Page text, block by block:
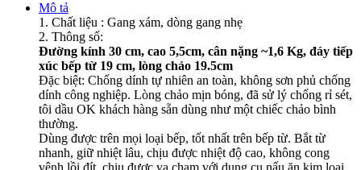
Mô tả
1. Chất liệu : Gang xám, dòng gang nhẹ
2. Thông số:
Đường kính 30 cm, cao 5,5cm, cân nặng ~1,6 Kg, đáy tiếp
xúc bếp từ 19 cm, lòng chảo 19.5cm
Đặc biệt: Chống dính tự nhiên an toàn, không sơn phủ chống
dính công nghiệp. Lòng chảo mịn bóng, đã sử lý chống rỉ sét,
tôi dầu OK khách hàng sẵn dùng như một chiếc chảo bình
thường.
Dùng được trên mọi loại bếp, tốt nhất trên bếp từ. Bắt từ
nhanh, giữ nhiệt lâu, chịu được nhiệt độ cao, không cong
vênh lồi đít, chịu được va chạm với dụng cụ nấu ăn kim loại